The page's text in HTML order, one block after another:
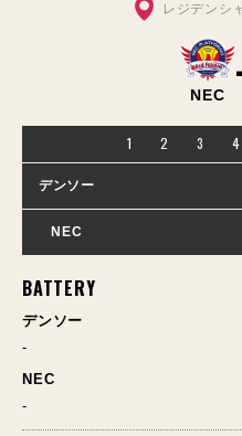
レジデンシ
NEC
1 2 3 4
デンソー
NEC
BATTERY
デンソー
-
NEC
-